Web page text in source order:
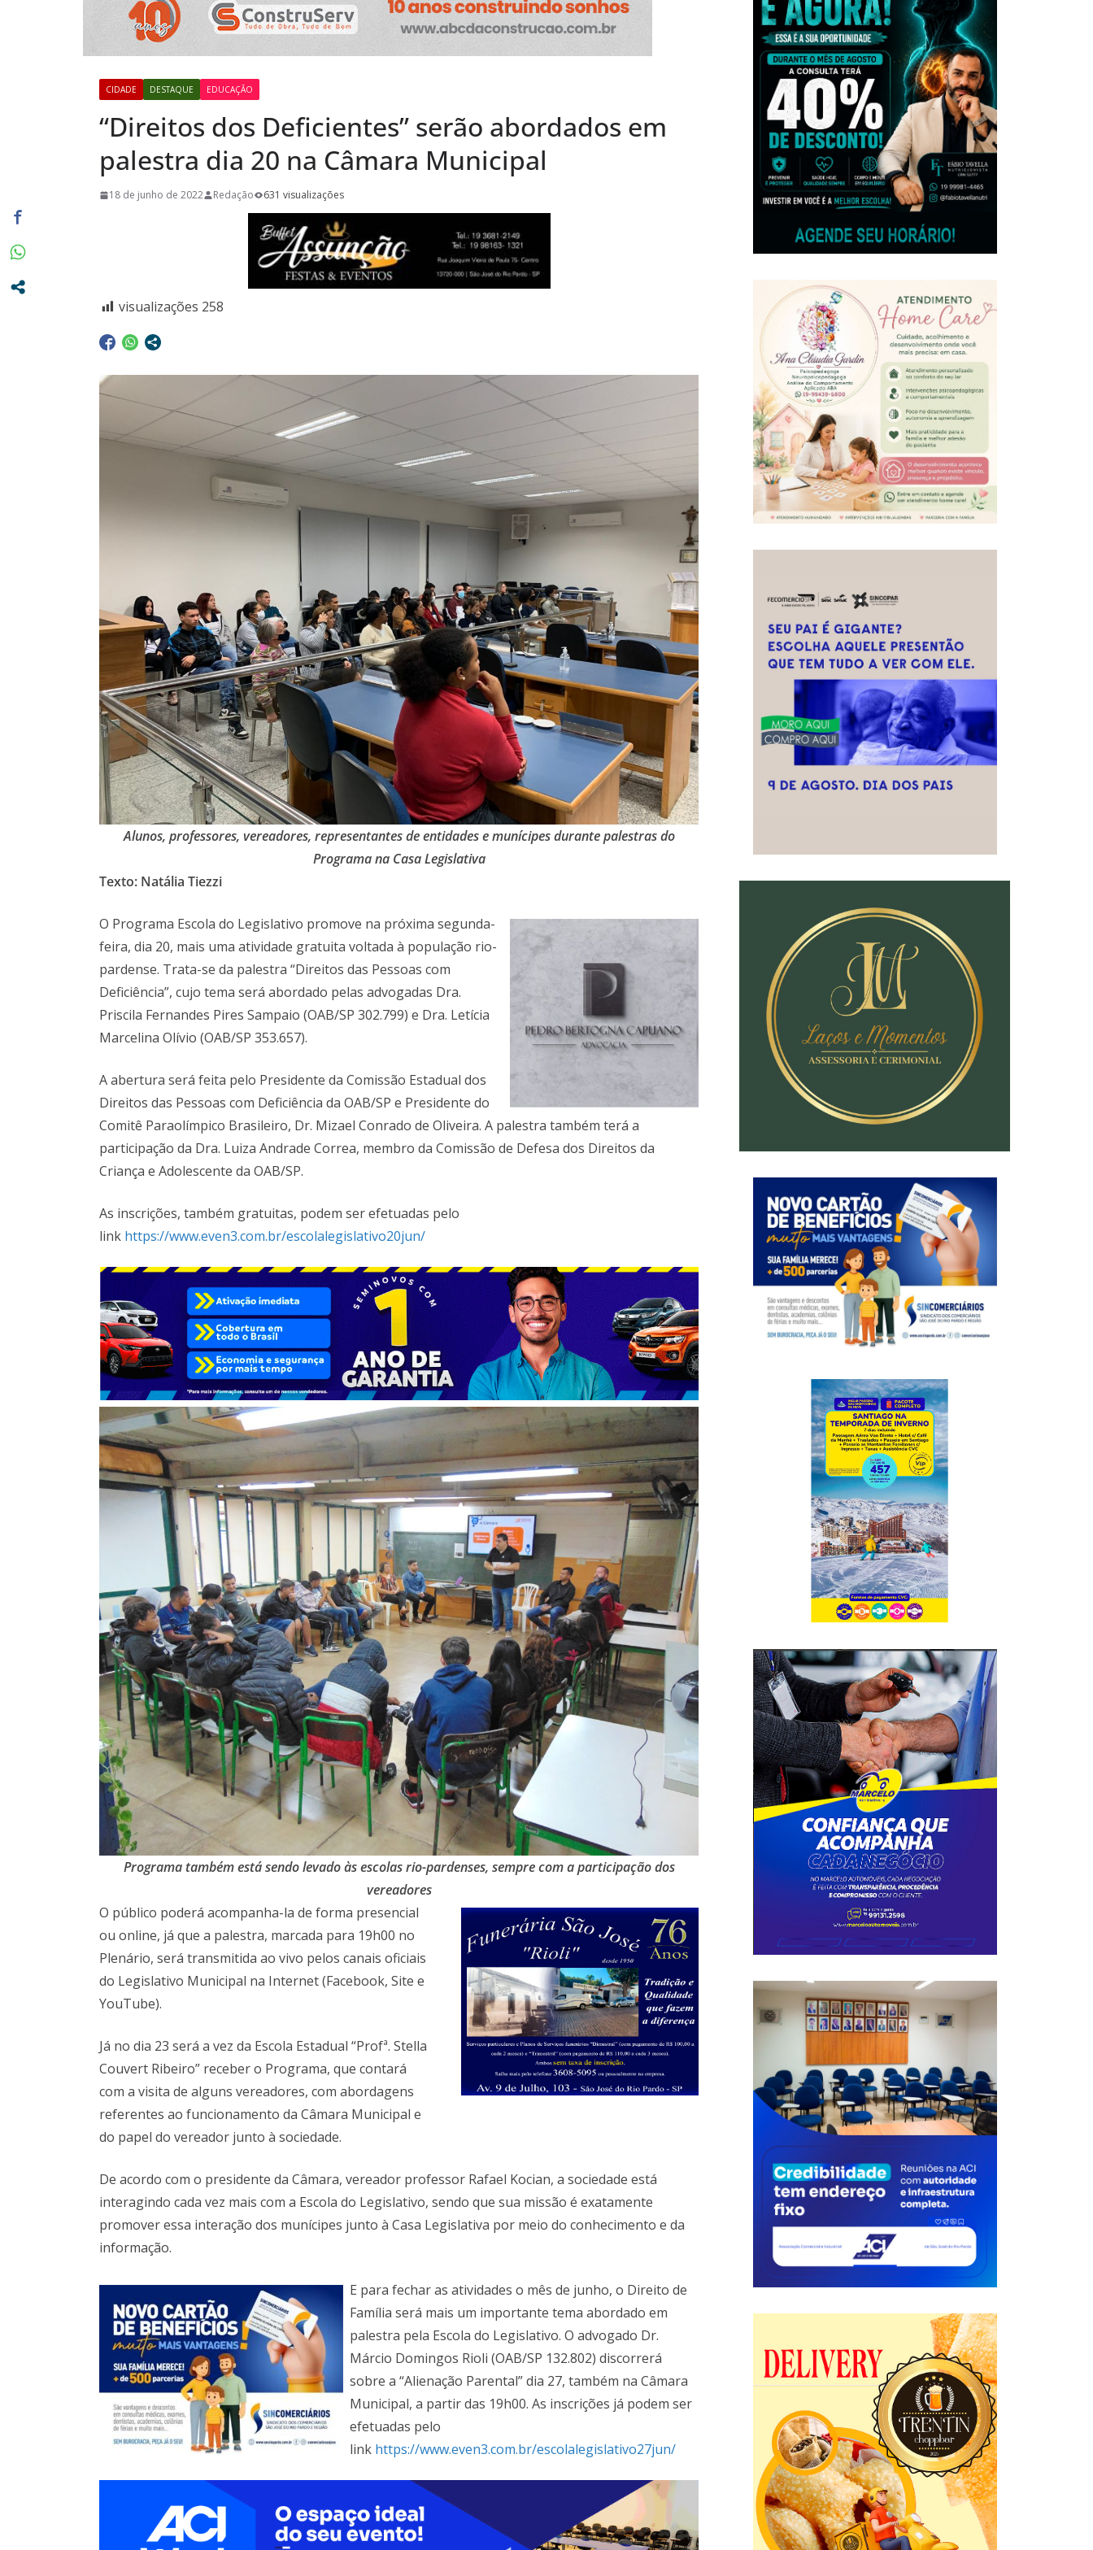
privilégio em termos a Santa
Casa em Rio Pardo
Exposição “Remexendo o
dia 10/08
CIDADE DESTAQUE EDUCAÇÃO
“Direitos dos Deficientes” serão abordados em
palestra dia 20 na Câmara Municipal
18 de junho de 2022 Redação 631 visualizações
visualizações 258
Alunos, professores, vereadores, representantes de entidades e munícipes durante palestras do
Programa na Casa Legislativa
Texto: Natália Tiezzi
O Programa Escola do Legislativo promove na próxima segunda-
feira, dia 20, mais uma atividade gratuita voltada à população rio-
pardense. Trata-se da palestra “Direitos das Pessoas com
Deficiência”, cujo tema será abordado pelas advogadas Dra.
Priscila Fernandes Pires Sampaio (OAB/SP 302.799) e Dra. Letícia
Marcelina Olívio (OAB/SP 353.657).
A abertura será feita pelo Presidente da Comissão Estadual dos
Direitos das Pessoas com Deficiência da OAB/SP e Presidente do
Comitê Paraolímpico Brasileiro, Dr. Mizael Conrado de Oliveira. A palestra também terá a
participação da Dra. Luiza Andrade Correa, membro da Comissão de Defesa dos Direitos da
Criança e Adolescente da OAB/SP.
As inscrições, também gratuitas, podem ser efetuadas pelo
link https://www.even3.com.br/escolalegislativo20jun/
Programa também está sendo levado às escolas rio-pardenses, sempre com a participação dos
vereadores
O público poderá acompanha-la de forma presencial
ou online, já que a palestra, marcada para 19h00 no
Plenário, será transmitida ao vivo pelos canais oficiais
do Legislativo Municipal na Internet (Facebook, Site e
YouTube).
Já no dia 23 será a vez da Escola Estadual “Profª. Stella
Couvert Ribeiro” receber o Programa, que contará
com a visita de alguns vereadores, com abordagens
referentes ao funcionamento da Câmara Municipal e
do papel do vereador junto à sociedade.
De acordo com o presidente da Câmara, vereador professor Rafael Kocian, a sociedade está
interagindo cada vez mais com a Escola do Legislativo, sendo que sua missão é exatamente
promover essa interação dos munícipes junto à Casa Legislativa por meio do conhecimento e da
informação.
E para fechar as atividades o mês de junho, o Direito de
Família será mais um importante tema abordado em
palestra pela Escola do Legislativo. O advogado Dr.
Márcio Domingos Rioli (OAB/SP 132.802) discorrerá
sobre a “Alienação Parental” dia 27, também na Câmara
Municipal, a partir das 19h00. As inscrições já podem ser
efetuadas pelo
link https://www.even3.com.br/escolalegislativo27jun/